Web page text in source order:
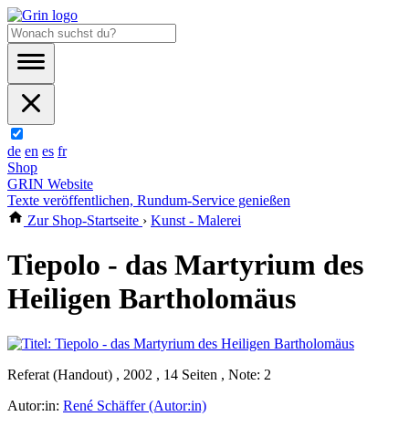
de en es fr
Shop
GRIN Website
Texte veröffentlichen, Rundum-Service genießen
Zur Shop-Startseite › Kunst - Malerei
Tiepolo - das Martyrium des
Heiligen Bartholomäus
Referat (Handout) , 2002 , 14 Seiten , Note: 2
Autor:in: René Schäffer (Autor:in)